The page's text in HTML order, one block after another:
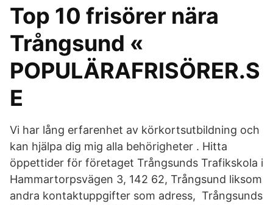
Top 10 frisörer nära
Trångsund «
POPULÄRAFRISÖRER.S
E
Vi har lång erfarenhet av körkortsutbildning och
kan hjälpa dig mig alla behörigheter . Hitta
öppettider för företaget Trångsunds Trafikskola i
Hammartorpsvägen 3, 142 62, Trångsund liksom
andra kontaktuppgifter som adress, Trångsunds